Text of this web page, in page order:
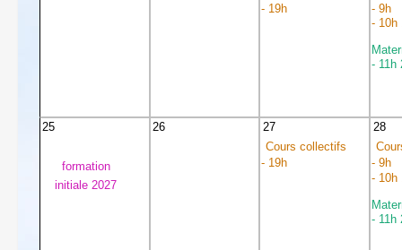
- 19h
- 9h
- 10h
- 11h
25
formation
initiale 2027
26
27
Cours collectifs
- 19h
28
- 9h
- 10h
- 11h